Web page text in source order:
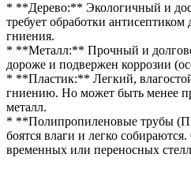
* **Дерево:** Экологичный и
требует обработки
гниения.
* **Металл:** Прочный и
дороже и подвержен коррозии
* **Пластик:** Легкий,
гниению. Но может быть менее
металл.
* **Полипропиленовые трубы
боятся влаги и легко
временных или переносных